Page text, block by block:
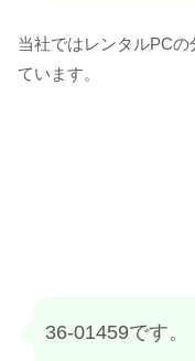
当社ではレンタルPC
ています。
36-01459です。